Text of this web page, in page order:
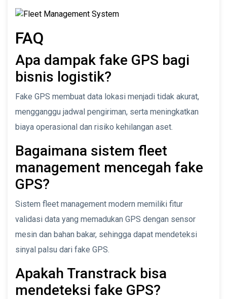
FAQ
Apa dampak fake GPS bagi
bisnis logistik?
Fake GPS membuat data lokasi menjadi tidak akurat,
mengganggu jadwal pengiriman, serta meningkatkan
biaya operasional dan risiko kehilangan aset.
Bagaimana sistem fleet
management mencegah fake
GPS?
Sistem fleet management modern memiliki fitur
validasi data yang memadukan GPS dengan sensor
mesin dan bahan bakar, sehingga dapat mendeteksi
sinyal palsu dari fake GPS.
Apakah Transtrack bisa
mendeteksi fake GPS?